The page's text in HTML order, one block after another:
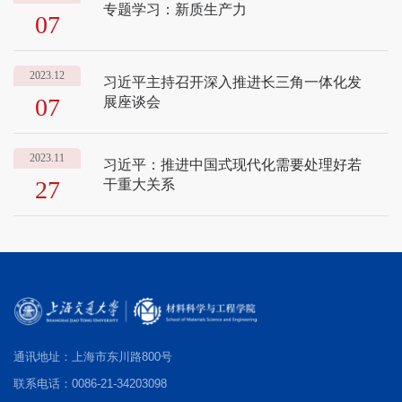
07
专题学习：新质生产力
2023.12
07
习近平主持召开深入推进长三角一体化发
展座谈会
2023.11
27
习近平：推进中国式现代化需要处理好若
干重大关系
通讯地址：上海市东川路800号
联系电话：0086-21-34203098